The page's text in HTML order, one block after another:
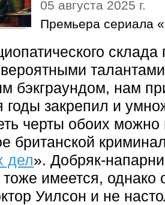
05 августа 2025 г.
Премьера сериала
бэкграундом, нам
годы закрепил и
черты обоих
британской
дел». Добряк-
тоже имеется, однако
Уилсон и не